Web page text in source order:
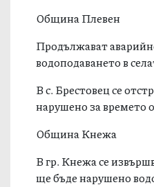
Община Плевен
Продължават
водоподаването в
В с. Брестовец се
нарушено за времето
Община Кнежа
В гр. Кнежа се
ще бъде нарушено